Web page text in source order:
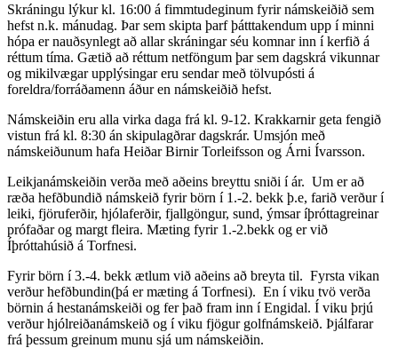
Skráningu lýkur kl. 16:00 á fimmtudeginum fyrir námskeiðið sem
hefst n.k. mánudag. Þar sem skipta þarf þátttakendum upp í minni
hópa er nauðsynlegt að allar skráningar séu komnar inn í kerfið á
réttum tíma. Gætið að réttum netföngum þar sem dagskrá vikunnar
og mikilvægar upplýsingar eru sendar með tölvupósti á
foreldra/forráðamenn áður en námskeiðið hefst.
Námskeiðin eru alla virka daga frá kl. 9-12. Krakkarnir geta fengið
vistun frá kl. 8:30 án skipulagðrar dagskrár. Umsjón með
námskeiðunum hafa Heiðar Birnir Torleifsson og Árni Ívarsson.
Leikjanámskeiðin verða með aðeins breyttu sniði í ár. Um er að
ræða hefðbundið námskeið fyrir börn í 1.-2. bekk þ.e, farið verður í
leiki, fjöruferðir, hjólaferðir, fjallgöngur, sund, ýmsar íþróttagreinar
prófaðar og margt fleira. Mæting fyrir 1.-2.bekk og er við
Íþróttahúsið á Torfnesi.
Fyrir börn í 3.-4. bekk ætlum við aðeins að breyta til. Fyrsta vikan
verður hefðbundin(þá er mæting á Torfnesi). En í viku tvö verða
börnin á hestanámskeiði og fer það fram inn í Engidal. Í viku þrjú
verður hjólreiðanámskeið og í viku fjögur golfnámskeið. Þjálfarar
frá þessum greinum munu sjá um námskeiðin.